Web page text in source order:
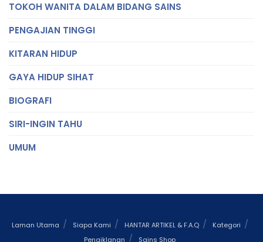
TOKOH WANITA DALAM BIDANG SAINS
PENGAJIAN TINGGI
KITARAN HIDUP
GAYA HIDUP SIHAT
BIOGRAFI
SIRI-INGIN TAHU
UMUM
Laman Utama Siapa Kami HANTAR ARTIKEL & F.A.Q
Kategori
Pengiklanan
Sains Shop